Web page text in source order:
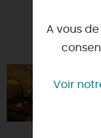
A vous
Voir